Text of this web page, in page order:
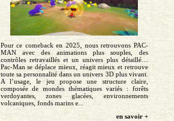
Pour ce comeback en 2025, nous retrouvons PAC-
MAN avec des animations plus souples, des
contrôles retravaillés et un univers plus détaillé…
Pac-Man se déplace mieux, réagit mieux et retrouve
toute sa personnalité dans un univers 3D plus vivant.
A l’usage, le jeu propose une structure claire,
composée de mondes thématiques variés : forêts
verdoyantes, zones glacées, environnements
volcaniques, fonds marins e...
en savoir +